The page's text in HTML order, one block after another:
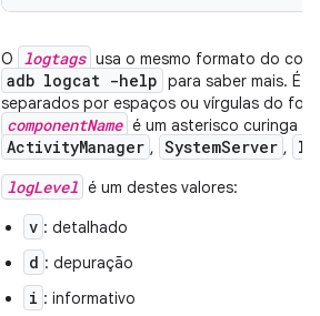
O logtags usa o mesmo formato do
adb logcat -help para saber mais. É
separados por espaços ou vírgulas do
componentName é um asterisco curinga (
ActivityManager , SystemServer ,
logLevel é um destes valores:
v : detalhado
d : depuração
i : informativo